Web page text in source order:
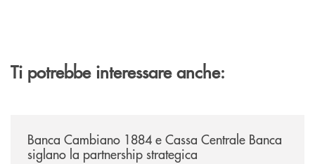
Ti potrebbe interessare anche:
Banca Cambiano 1884 e Cassa Centrale Banca
siglano la partnership strategica